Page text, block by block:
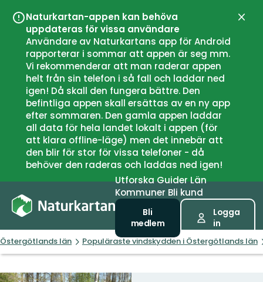
Naturkartan-appen kan behöva
uppdateras för vissa användare
Användare av Naturkartans app för Android
rapporterar i sommar att appen är seg mm.
Vi rekommenderar att man raderar appen
helt från sin telefon i så fall och laddar ned
igen! Då skall den fungera bättre. Den
befintliga appen skall ersättas av en ny app
efter sommaren. Den gamla appen laddar
all data för hela landet lokalt i appen (för
att klara offline-läge) men det innebär att
den blir för stor för vissa telefoner - då
behöver den raderas och laddas ned igen!
UtforskaGuiderLän
Kommuner Bli kund
Bli
medlem
Logga
in
Östergötlands län Populäraste vindskydden i Östergötlands län